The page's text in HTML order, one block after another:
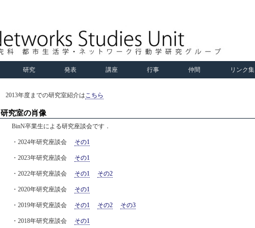
研究 発表 講座 行事 仲間 リンク集
2013年度までの研究室紹介は こちら
研究室の肖像
BinN卒業生による研究座談会です．
・2024年研究座談会 その1
・2023年研究座談会 その1
・2022年研究座談会 その1 その2
・2020年研究座談会 その1
・2019年研究座談会 その1 その2 その3
・2018年研究座談会 その1